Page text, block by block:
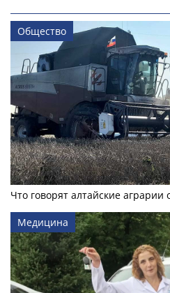
Общество
Что говорят алтайские аграрии
Медицина